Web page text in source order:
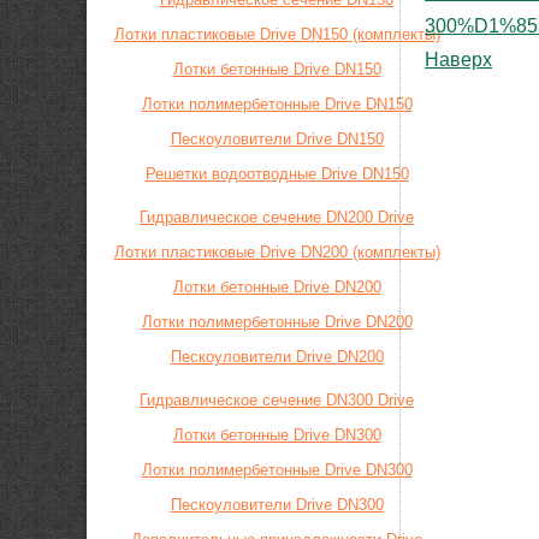
Лотки пластиковые Drive DN150 (комплекты)
Лотки бетонные Drive DN150
Лотки полимербетонные Drive DN150
Пескоуловители Drive DN150
Решетки водоотводные Drive DN150
Гидравлическое сечение DN200 Drive
Лотки пластиковые Drive DN200 (комплекты)
Лотки бетонные Drive DN200
Лотки полимербетонные Drive DN200
Пескоуловители Drive DN200
Гидравлическое сечение DN300 Drive
Лотки бетонные Drive DN300
Лотки полимербетонные Drive DN300
Пескоуловители Drive DN300
Наверх